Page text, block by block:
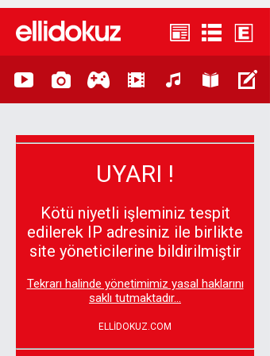
UYARI !
Kötü niyetli işleminiz tespit
edilerek IP adresiniz ile birlikte
site yöneticilerine bildirilmiştir
Tekrarı halinde yönetimimiz yasal haklarını
saklı tutmaktadır...
ELLİDOKUZ.COM